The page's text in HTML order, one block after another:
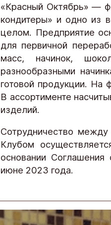
«Красный Октябрь» —
кондитеры» и одно из
целом. Предприятие
для первичной
масс, начинок,
разнообразными
готовой продукции. На
В ассортименте
изделий.
Сотрудничество
Клубом
основании
июне 2023 года.